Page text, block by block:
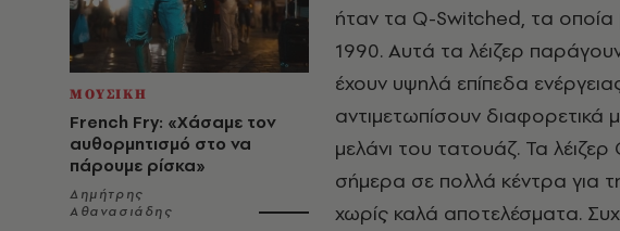
ΜΟΥΣΙΚΗ
French Fry: «Χάσαμε τον
αυθορμητισμό στο να
πάρουμε ρίσκα»
Δημήτρης
Αθανασιάδης
ήταν τα Q-Switched, τα οποία
1990. Αυτά τα λέιζερ
έχουν υψηλά επίπεδα
αντιμετωπίσουν
μελάνι του τατουάζ. Τα
σήμερα σε πολλά κέντρα για
χωρίς καλά αποτελέσματα.